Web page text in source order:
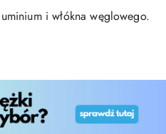
i włókna węglowego.